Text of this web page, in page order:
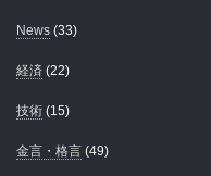
News (33)
経済 (22)
技術 (15)
金言・格言 (49)